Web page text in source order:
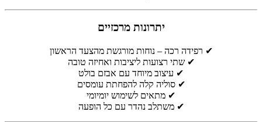
יתרונות מרכזיים
✔ רפידה רכה – נוחות מורגשת מהצעד הראשון
✔ שתי רצועות ליציבות ואחיזה טובה
✔ עיצוב מיוחד עם אבזם בולט
✔ סוליה קלה להפחתת עומסים
✔ מתאים לשימוש יומיומי
✔ משתלב נהדר עם כל הופעה